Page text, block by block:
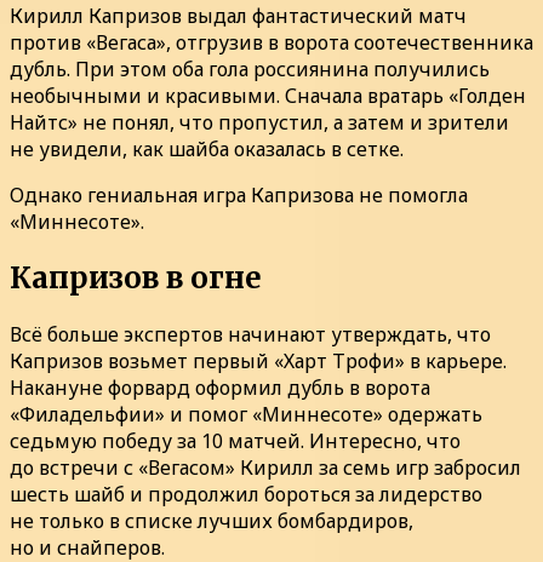
Кирилл Капризов выдал фантастический матч
против «Вегаса», отгрузив в ворота соотечественника
дубль. При этом оба гола россиянина получились
необычными и красивыми. Сначала вратарь «Голден
Найтс» не понял, что пропустил, а затем и зрители
не увидели, как шайба оказалась в сетке.
Однако гениальная игра Капризова не помогла
«Миннесоте».
Капризов в огне
Всё больше экспертов начинают утверждать, что
Капризов возьмет первый «Харт Трофи» в карьере.
Накануне форвард оформил дубль в ворота
«Филадельфии» и помог «Миннесоте» одержать
седьмую победу за 10 матчей. Интересно, что
до встречи с «Вегасом» Кирилл за семь игр забросил
шесть шайб и продолжил бороться за лидерство
не только в списке лучших бомбардиров,
но и снайперов.